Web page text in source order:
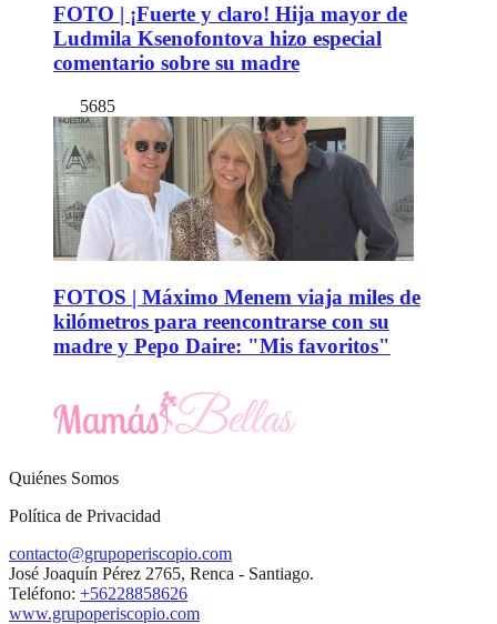
FOTO | ¡Fuerte y claro! Hija mayor de
Ludmila Ksenofontova hizo especial
comentario sobre su madre
5685
FOTOS | Máximo Menem viaja miles de
kilómetros para reencontrarse con su
madre y Pepo Daire: "Mis favoritos"
Quiénes Somos
Política de Privacidad
contacto@grupoperiscopio.com
José Joaquín Pérez 2765, Renca - Santiago.
Teléfono: +56228858626
www.grupoperiscopio.com